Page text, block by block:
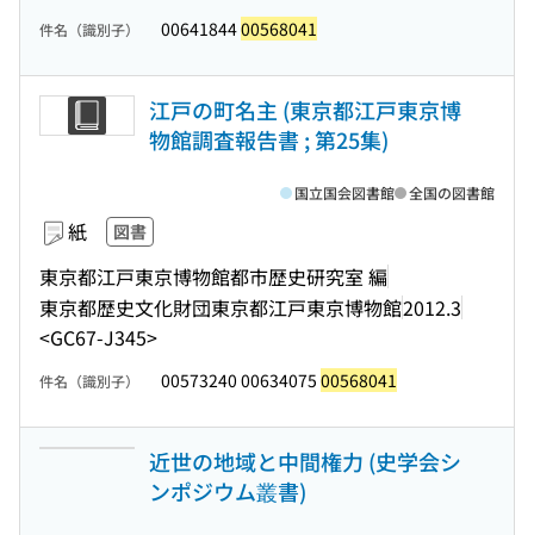
件名（識別子） 0064184400568041
江戸の町名主 (東京都江戸東京博
物館調査報告書 ; 第25集)
紙 図書
東京都江戸東京博物館都市歴史研究室 編
東京都歴史文化財団東京都江戸東京博物館2012.3
<GC67-J345>
国立国会図書館 全国の図書館
件名（識別子） 00573240 00634075 00568041
近世の地域と中間権力 (史学会シ
ンポジウム叢書)